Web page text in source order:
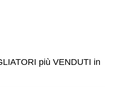
più VENDUTI in